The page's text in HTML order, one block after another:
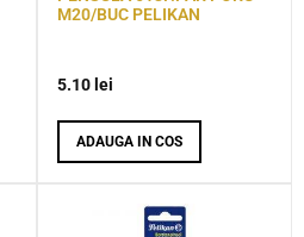
M20/BUC PELIKAN
5.10 lei
ADAUGA IN COS